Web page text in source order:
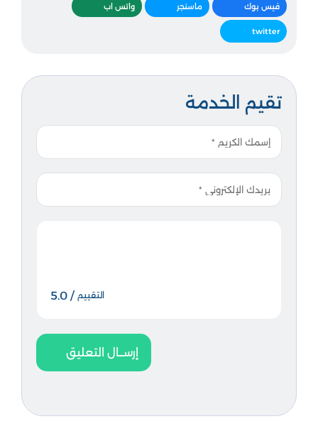
فيس بوك ماسنجر واتس اب
twitter
تقيم الخدمة
التقييم / 5.0
إرســال التعليق